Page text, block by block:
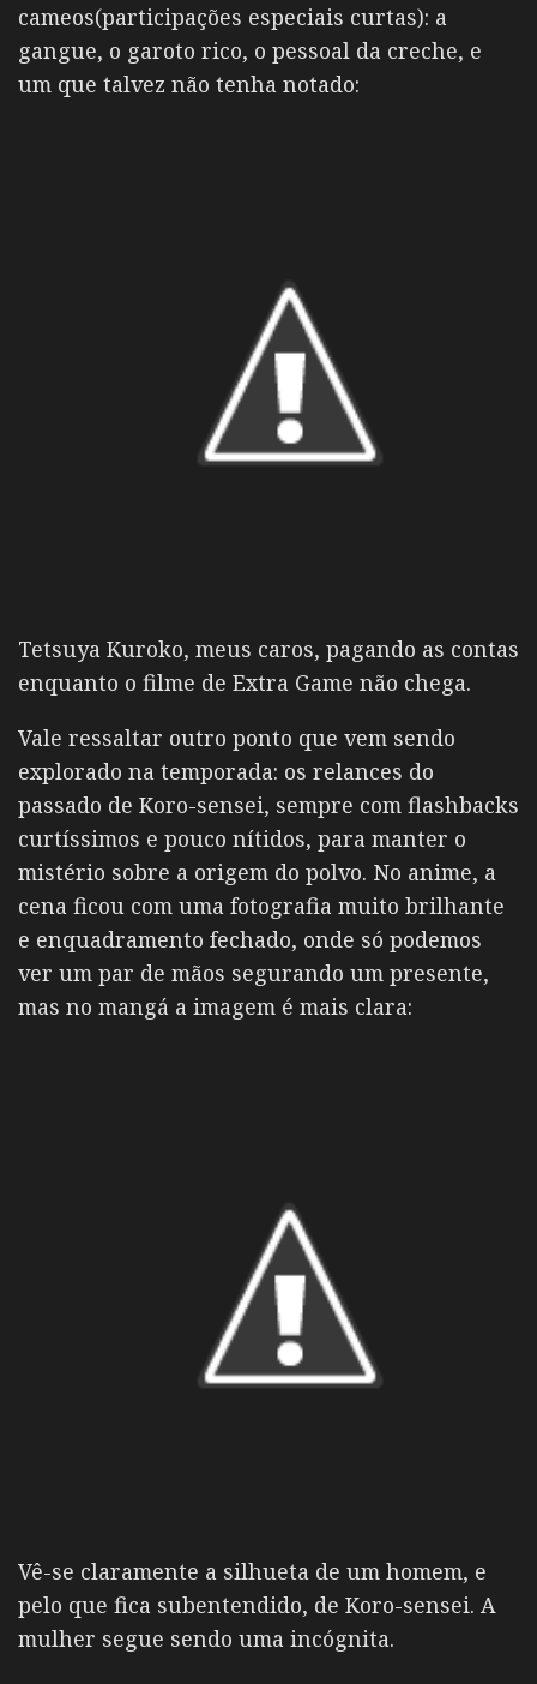
cameos(participações especiais curtas): a
gangue, o garoto rico, o pessoal da creche, e
um que talvez não tenha notado:
Tetsuya Kuroko, meus caros, pagando as contas
enquanto o filme de Extra Game não chega.
Vale ressaltar outro ponto que vem sendo
explorado na temporada: os relances do
passado de Koro-sensei, sempre com flashbacks
curtíssimos e pouco nítidos, para manter o
mistério sobre a origem do polvo. No anime, a
cena ficou com uma fotografia muito brilhante
e enquadramento fechado, onde só podemos
ver um par de mãos segurando um presente,
mas no mangá a imagem é mais clara:
Vê-se claramente a silhueta de um homem, e
pelo que fica subentendido, de Koro-sensei. A
mulher segue sendo uma incógnita.